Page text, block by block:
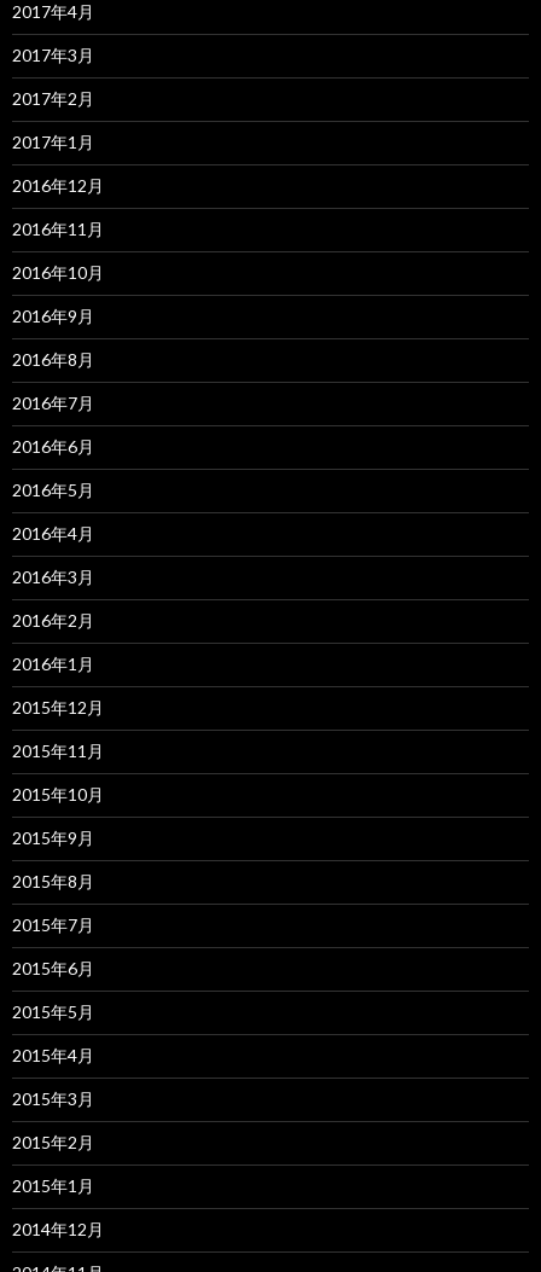
2017年4月
2017年3月
2017年2月
2017年1月
2016年12月
2016年11月
2016年10月
2016年9月
2016年8月
2016年7月
2016年6月
2016年5月
2016年4月
2016年3月
2016年2月
2016年1月
2015年12月
2015年11月
2015年10月
2015年9月
2015年8月
2015年7月
2015年6月
2015年5月
2015年4月
2015年3月
2015年2月
2015年1月
2014年12月